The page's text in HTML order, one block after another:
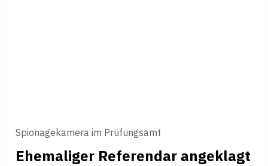
Spionagekamera im Prüfungsamt
Ehemaliger Referendar angeklagt